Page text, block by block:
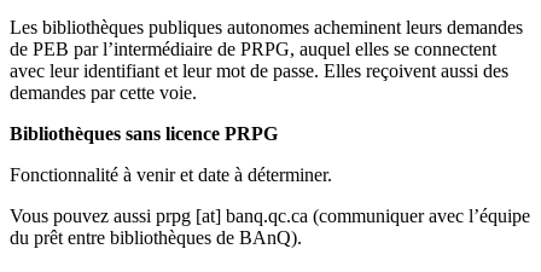
Les bibliothèques publiques autonomes acheminent leurs demandes
de PEB par l’intermédiaire de PRPG, auquel elles se connectent
avec leur identifiant et leur mot de passe. Elles reçoivent aussi des
demandes par cette voie.
Bibliothèques sans licence PRPG
Fonctionnalité à venir et date à déterminer.
Vous pouvez aussi prpg [at] banq.qc.ca (communiquer avec l’équipe
du prêt entre bibliothèques de BAnQ).